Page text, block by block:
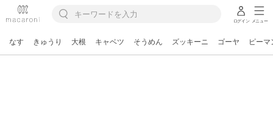
ログイン メニュー
なす きゅうり 大根 キャベツ そうめん ズッキーニ ゴーヤ ピーマ